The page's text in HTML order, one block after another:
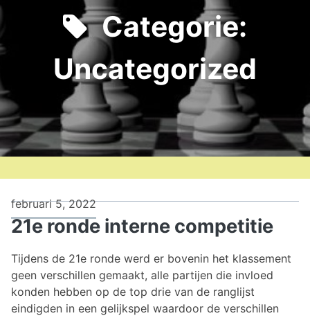
Categorie:
Uncategorized
februari 5, 2022
21e ronde interne competitie
Tijdens de 21e ronde werd er bovenin het klassement
geen verschillen gemaakt, alle partijen die invloed
konden hebben op de top drie van de ranglijst
eindigden in een gelijkspel waardoor de verschillen